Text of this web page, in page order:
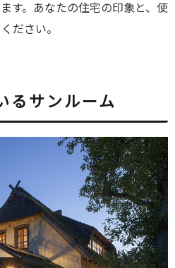
す。あなたの住宅の印象と、使
ださい。
るサンルーム